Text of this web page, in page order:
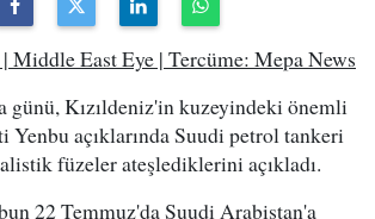
Middle East Eye | Tercüme: Mepa News
günü, Kızıldeniz'in kuzeyindeki önemli
Yenbu açıklarında Suudi petrol tankeri
füzeler ateşlediklerini açıkladı.
22 Temmuz'da Suudi Arabistan'a